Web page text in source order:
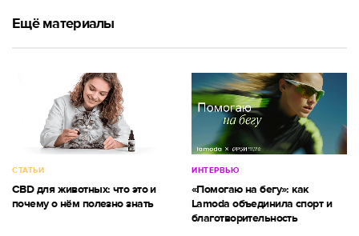
Ещё материалы
СТАТЬИ
CBD для животных: что это и
почему о нём полезно знать
ИНТЕРВЬЮ
«Помогаю на бегу»: как
Lamoda объединила спорт и
благотворительность